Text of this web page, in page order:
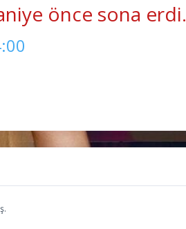
önce sona erdi.